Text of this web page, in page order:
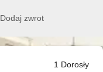
Dodaj zwrot
1 Dorosły